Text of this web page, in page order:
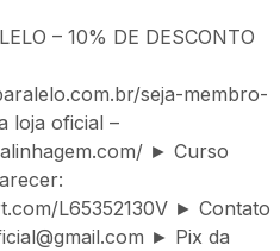
– 10% DE DESCONTO
seja-membro-
loja oficial –
► Curso
L65352130V ► Contato
► Pix da